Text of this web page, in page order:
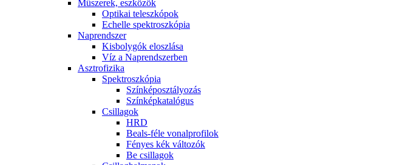
Mű­sze­rek, esz­kö­zök
Op­ti­kai te­lesz­kó­pok
Echel­le spekt­rosz­kó­pia
Nap­rend­szer
Kis­boly­gók el­osz­lá­sa
Víz a Nap­rend­szer­ben
Aszt­ro­fi­zi­ka
Spekt­rosz­kó­pia
Szín­kép­osz­tá­lyo­zás
Szín­kép­ka­ta­ló­gus
Csil­la­gok
HRD
Be­als-fé­le vo­nal­pro­fi­lok
Fé­nyes kék vál­to­zók
Be csil­la­gok